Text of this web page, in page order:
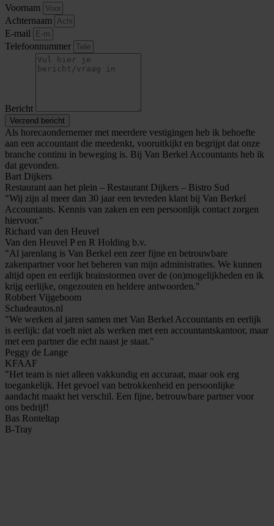
Voornam
Achternaam
E-mail
Telefoonnummer
Bericht
Verzend bericht
Als horecaondernemer met meerdere vestigingen heb ik behoefte
aan een accountant die meedenkt, vooruitkijkt en begrijpt dat onze
branche continu in beweging is. Bij Van Berkel Accountants heb ik
dat gevonden.
Bart Dijkers
Restaurant aan het plein – Restaurant Dijkers – Bistro Sud
"Wij zijn al meer dan 30 jaar een tevreden klant bij Van Berkel
Accountants. Kennis van zaken en een persoonlijk contact zorgen
hiervoor."
Richard van den Heuvel
Van den Heuvel P en R Holding b.v.
"Al jarenlang is Van Berkel een zeer fijne en betrouwbare
zakenpartner voor het beheren van mijn administraties. We kunnen
altijd open en eerlijk brainstormen over de (on)mogelijkheden en ik
krijg eerlijke, ongezouten en heldere antwoorden."
Robbert Vijgeboom
Schadeautos.nl
"We werken al jaren samen met Van Berkel Accountants en eerlijk
is eerlijk: dat voelt niet als werken met een accountantskantoor, maar
met een partner die echt naast je staat."
Peggy de Lange
KFAAF
"Het team is niet alleen vakkundig en accuraat, maar ook erg
toegankelijk. Het gevoel van betrokkenheid en persoonlijke
aandacht maakt het verschil. Een fijne, betrouwbare partner voor
ons bedrijf!
Bas Ronteltap
B-Tray